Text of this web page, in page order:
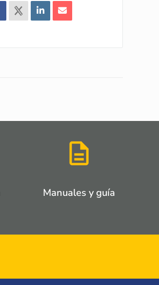
Manuales y guía